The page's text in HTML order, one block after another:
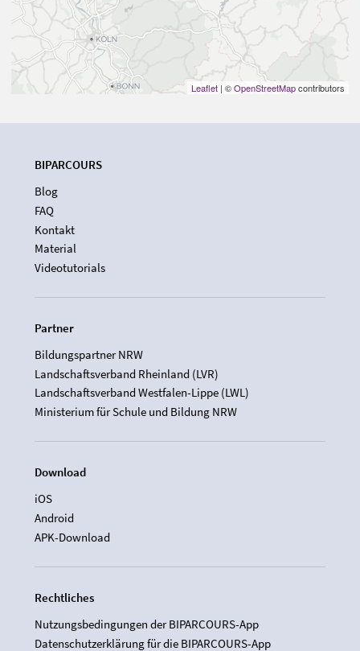
Leaflet | ©OpenStreetMapcontributors
BIPARCOURS
Blog
FAQ
Kontakt
Material
Videotutorials
Partner
Bildungspartner NRW
Landschaftsverband Rheinland (LVR)
Landschaftsverband Westfalen-Lippe (LWL)
Ministerium für Schule und Bildung NRW
Download
iOS
Android
APK-Download
Rechtliches
Nutzungsbedingungen der BIPARCOURS-App
Datenschutzerklärung für die BIPARCOURS-App